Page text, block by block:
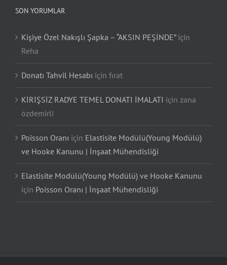
SON YORUMLAR
Kişiye Özel Nakışlı Şapka – “AKSIN PEŞİNDE”için
Reha
Donatı Tahvil Hesabı için fırat
KİRİŞSİZ RADYE TEMEL DONATI İMALATI için zana
özdemirli
Poisson Oranı için Elastisite Modülü(Young Modülü)
ve Hooke Kanunu | İnşaat Mühendisliği
Elastisite Modülü(Young Modülü) ve Hooke Kanunu
için Poisson Oranı | İnşaat Mühendisliği